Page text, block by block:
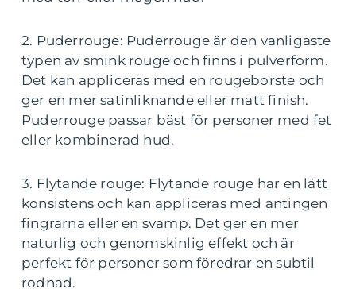
2. Puderrouge: Puderrouge är den vanligaste
typen av smink rouge och finns i pulverform.
Det kan appliceras med en rougeborste och
ger en mer satinliknande eller matt finish.
Puderrouge passar bäst för personer med fet
eller kombinerad hud.
3. Flytande rouge: Flytande rouge har en lätt
konsistens och kan appliceras med antingen
fingrarna eller en svamp. Det ger en mer
naturlig och genomskinlig effekt och är
perfekt för personer som föredrar en subtil
rodnad.